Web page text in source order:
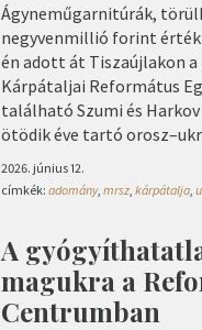
Ágyneműgarnitúrák,
negyvenmillió forint
én adott át Tiszaújlakon
Kárpátaljai Református
található Szumi és
ötödik éve tartó
2026. június 12.
címkék: adomány, mrsz kárpátalja
A
magukra a
Centrumban